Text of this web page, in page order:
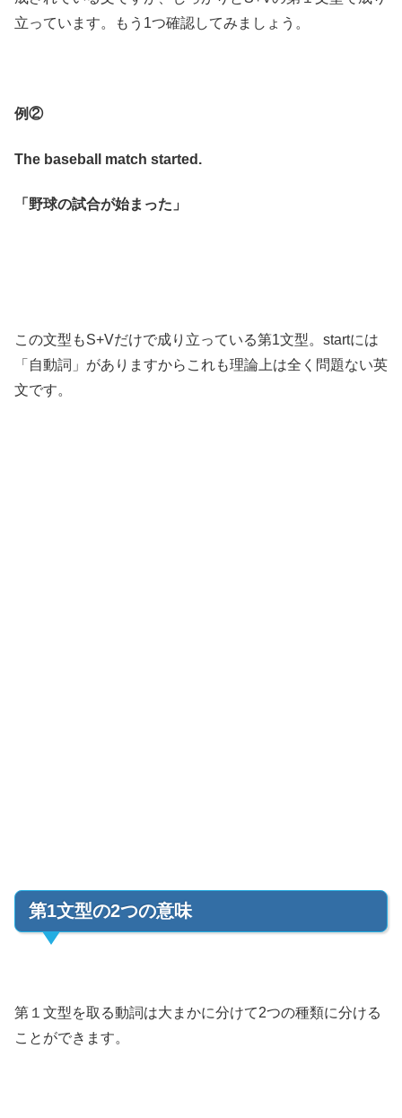
立っています。もう1つ確認してみましょう。
例②
The baseball match started.
「野球の試合が始まった」
この文型もS+Vだけで成り立っている第1文型。startには
「自動詞」がありますからこれも理論上は全く問題ない英
文です。
第1文型の2つの意味
第１文型を取る動詞は大まかに分けて2つの種類に分ける
ことができます。